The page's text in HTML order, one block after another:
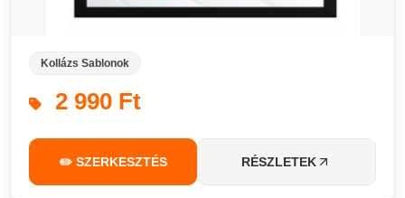
Kollázs Sablonok
2 990 Ft
✏️ SZERKESZTÉS RÉSZLETEK